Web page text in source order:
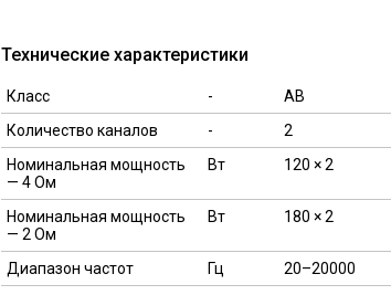
Технические характеристики
Класс -
AB
Количество каналов
-
2
Номинальная мощность
— 4 Oм
Вт 120 × 2
Номинальная мощность
— 2 Oм
Вт 180 × 2
Диапазон частот Гц 20–20000